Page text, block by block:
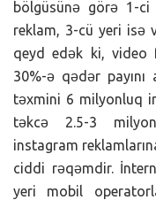
bölgüsünə görə 1-
reklam, 3-cü yeri isə
qeyd edək ki, video
30%-ə qədər payını
təxmini 6 milyonluq
təkcə 2.5-3
instagram
ciddi rəqəmdir.
yeri mobil